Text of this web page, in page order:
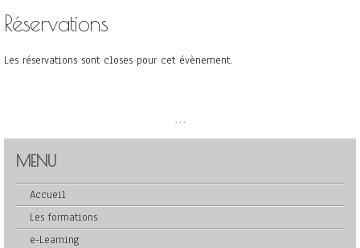
Réservations
Les réservations sont closes pour cet évènement.
...
MENU
Accueil
Les formations
e-Learning